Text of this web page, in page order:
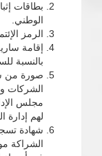
بطاقات
الوطني.
الرمز
إقامة
بالنسبة
صورة من
الشركات
مجلس
لهم إدارة
شهادة
الشراكة